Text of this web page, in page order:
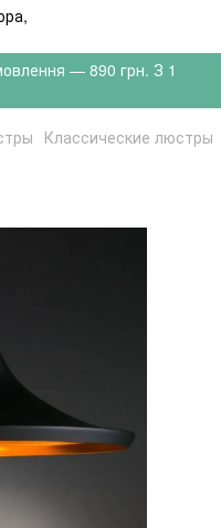
— 890 грн. З 1
Классические люстры